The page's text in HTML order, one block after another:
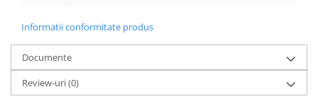
Cauciucuri
Controllere
Incarcatoare
Biciclete Electrice
⬇ TIPURI
Informatii conformitate produs
Documente
Review-uri(0)